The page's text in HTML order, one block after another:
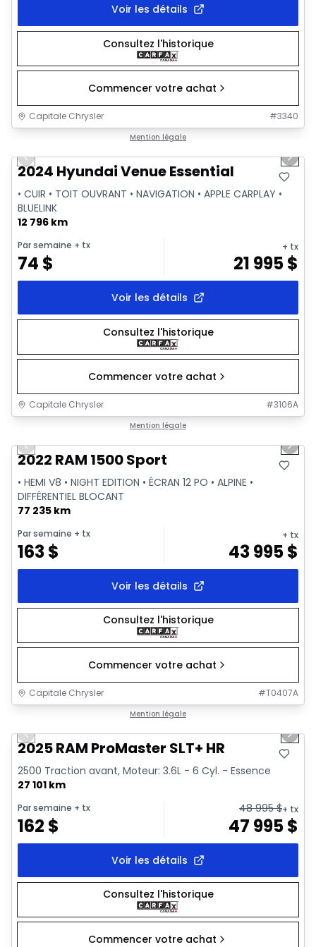
Voir les détails
Consultez l'historique
Commencer votre achat
Capitale Chrysler #3340
Mention légale
Previous slide Next
2024 Hyundai Venue Essential
• CUIR • TOIT OUVRANT • NAVIGATION • APPLE CARPLAY •
BLUELINK
12 796 km
Par semaine + tx
74 $
+ tx
21 995$
Voir les détails
Consultez l'historique
Commencer votre achat
Capitale Chrysler #3106A
Mention légale
Previous slide Next
2022 RAM 1500 Sport
• HEMI V8 • NIGHT EDITION • ÉCRAN 12 PO • ALPINE •
DIFFÉRENTIEL BLOCANT
77 235 km
Par semaine + tx
163$
+ tx
43 995$
Voir les détails
Consultez l'historique
Commencer votre achat
Capitale Chrysler #T0407A
Mention légale
Vidéo disponible
Previous slide Next
2025 RAM ProMaster SLT+ HR
2500 Traction avant, Moteur: 3.6L - 6 Cyl. - Essence
27 101 km
Par semaine + tx
162 $
48 995$+ tx
47 995$
Voir les détails
Consultez l'historique
Commencer votre achat